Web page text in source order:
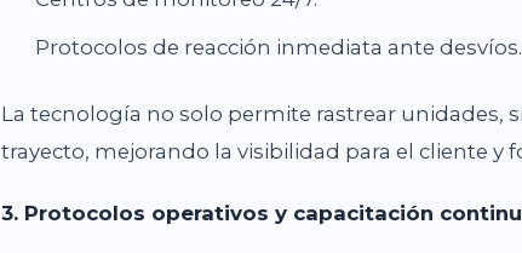
Protocolos de reacción inmediata ante desvíos.
La tecnología no solo permite rastrear unidades,
trayecto, mejorando la visibilidad para el cliente y
3. Protocolos operativos y capacitación